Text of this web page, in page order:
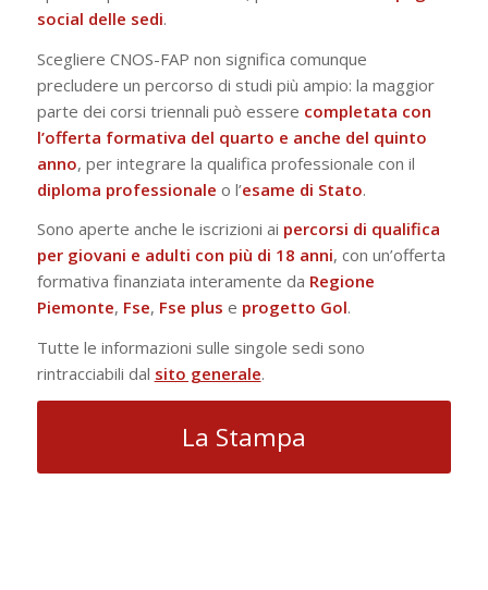
social delle sedi.
Scegliere CNOS-FAP non significa comunque
precludere un percorso di studi più ampio: la maggior
parte dei corsi triennali può essere completata con
l’offerta formativa del quarto e anche del quinto
anno, per integrare la qualifica professionale con il
diploma professionale o l’esame di Stato.
Sono aperte anche le iscrizioni ai percorsi di qualifica
per giovani e adulti con più di 18 anni, con un’offerta
formativa finanziata interamente da Regione
Piemonte, Fse, Fse plus e progetto Gol.
Tutte le informazioni sulle singole sedi sono
rintracciabili dal sito generale.
La Stampa